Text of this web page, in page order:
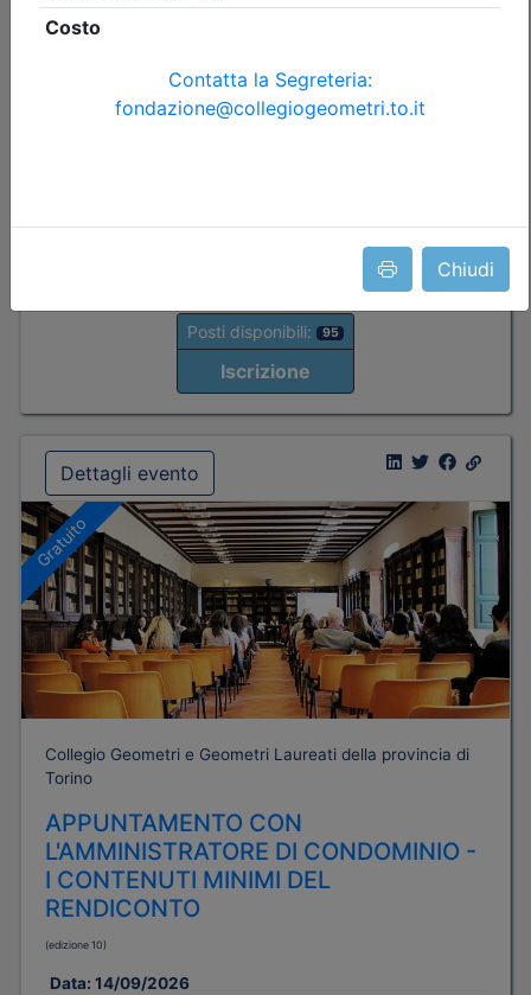
Chiudi
(edizione 4)
Durata:
2 ore
dal 31/07/2026 al 09/09/2026
Posti disponibili: 95
Iscrizione
Dettagli evento
Gratuito
Collegio Geometri e Geometri Laureati della provincia di
Torino
APPUNTAMENTO CON
L'AMMINISTRATORE DI CONDOMINIO -
I CONTENUTI MINIMI DEL
RENDICONTO
(edizione 10)
Data: 14/09/2026